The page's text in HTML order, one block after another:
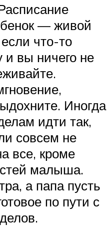
— живой
что-то
вы ничего не
Иногда
идти так,
совсем не
все, кроме
малыша.
а папа пусть
по пути с